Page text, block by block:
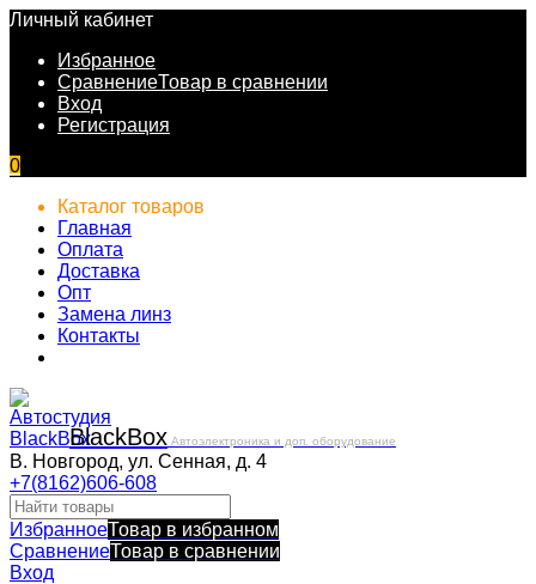
Личный кабинет
Избранное
СравнениеТовар в сравнении
Вход
Регистрация
0
Каталог товаров
Главная
Оплата
Доставка
Опт
Замена линз
Контакты
BlackBox Автоэлектроника и доп. оборудование
В. Новгород, ул. Сенная, д. 4
+7(8162)606-608
ИзбранноеТовар в избранном
СравнениеТовар в сравнении
Вход